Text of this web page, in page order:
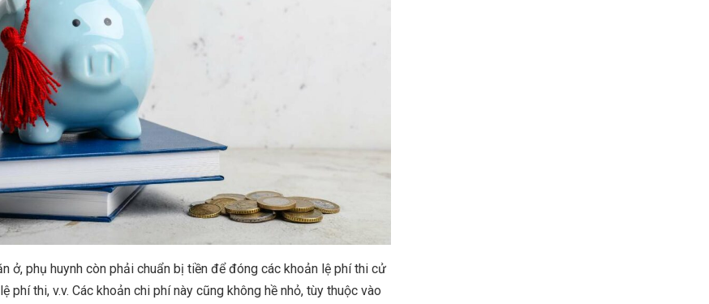
ở, phụ huynh còn phải chuẩn bị tiền để đóng các khoản lệ phí thi cử
phí thi, v.v. Các khoản chi phí này cũng không hề nhỏ, tùy thuộc vào